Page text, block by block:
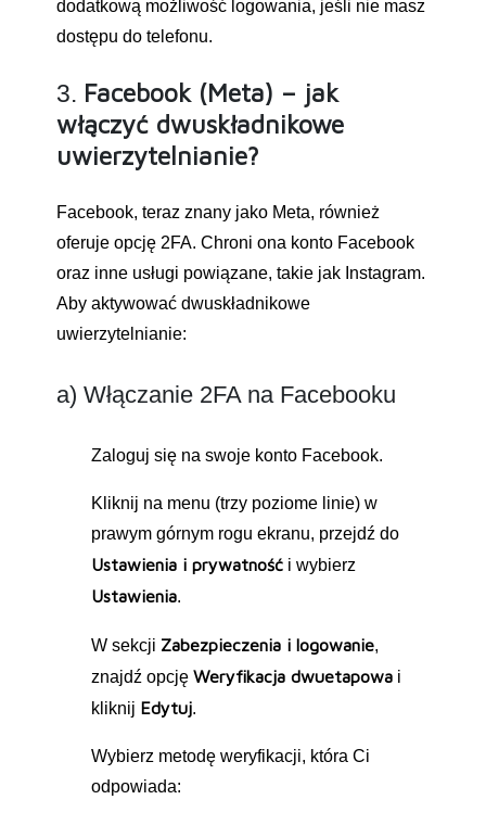
dodatkową możliwość logowania, jeśli nie masz
dostępu do telefonu.
3. Facebook (Meta) – jak
włączyć dwuskładnikowe
uwierzytelnianie?
Facebook, teraz znany jako Meta, również
oferuje opcję 2FA. Chroni ona konto Facebook
oraz inne usługi powiązane, takie jak Instagram.
Aby aktywować dwuskładnikowe
uwierzytelnianie:
a) Włączanie 2FA na Facebooku
Zaloguj się na swoje konto Facebook.
Kliknij na menu (trzy poziome linie) w
prawym górnym rogu ekranu, przejdź do
Ustawienia i prywatność i wybierz
Ustawienia.
W sekcji Zabezpieczenia i logowanie,
znajdź opcję Weryfikacja dwuetapowa i
kliknij Edytuj.
Wybierz metodę weryfikacji, która Ci
odpowiada: